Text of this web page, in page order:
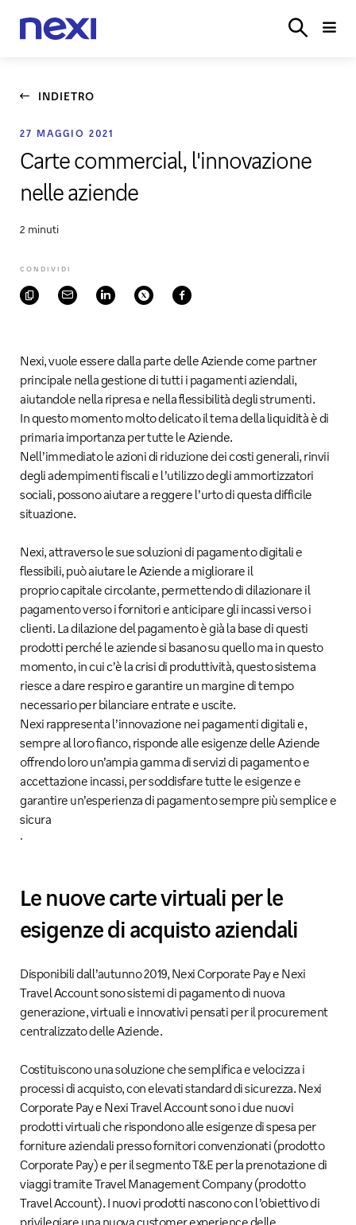
INDIETRO
27 MAGGIO 2021
Carte commercial, l'innovazione
nelle aziende
2 minuti
CONDIVIDI
Nexi, vuole essere dalla parte delle Aziende come partner
principale nella gestione di tutti i pagamenti aziendali,
aiutandole nella ripresa e nella flessibilità degli strumenti.
In questo momento molto delicato il tema della liquidità è di
primaria importanza per tutte le Aziende.
Nell’immediato le azioni di riduzione dei costi generali, rinvii
degli adempimenti fiscali e l’utilizzo degli ammortizzatori
sociali, possono aiutare a reggere l’urto di questa difficile
situazione.
Nexi, attraverso le sue soluzioni di pagamento digitali e
flessibili, può aiutare le Aziende a migliorare il
proprio capitale circolante, permettendo di dilazionare il
pagamento verso i fornitori e anticipare gli incassi verso i
clienti. La dilazione del pagamento è già la base di questi
prodotti perché le aziende si basano su quello ma in questo
momento, in cui c’è la crisi di produttività, questo sistema
riesce a dare respiro e garantire un margine di tempo
necessario per bilanciare entrate e uscite.
Nexi rappresenta l’innovazione nei pagamenti digitali e,
sempre al loro fianco, risponde alle esigenze delle Aziende
offrendo loro un’ampia gamma di servizi di pagamento e
accettazione incassi, per soddisfare tutte le esigenze e
garantire un’esperienza di pagamento sempre più semplice e
sicura
.
Le nuove carte virtuali per le
esigenze di acquisto aziendali
Disponibili dall’autunno 2019, Nexi Corporate Pay e Nexi
Travel Account sono sistemi di pagamento di nuova
generazione, virtuali e innovativi pensati per il procurement
centralizzato delle Aziende.
Costituiscono una soluzione che semplifica e velocizza i
processi di acquisto, con elevati standard di sicurezza. Nexi
Corporate Pay e Nexi Travel Account sono i due nuovi
prodotti virtuali che rispondono alle esigenze di spesa per
forniture aziendali presso fornitori convenzionati (prodotto
Corporate Pay) e per il segmento T&E per la prenotazione di
viaggi tramite Travel Management Company (prodotto
Travel Account). I nuovi prodotti nascono con l’obiettivo di
privilegiare una nuova customer experience delle